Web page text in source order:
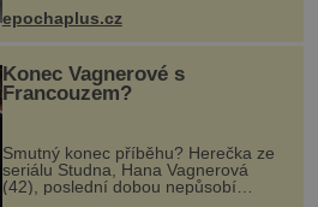
kultur...
epochaplus.cz
Konec Vagnerové s
Francouzem?
Smutný konec příběhu? Herečka ze
seriálu Studna, Hana Vagnerová
(42), poslední dobou nepůsobí